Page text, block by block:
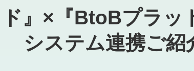
』×『BtoBプラッ
システム連携ご紹